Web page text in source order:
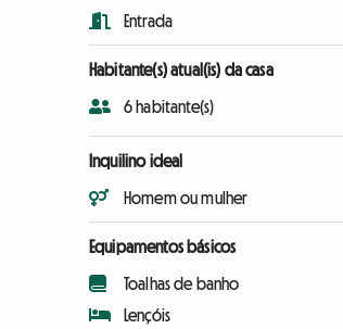
Entrada
Habitante(s) atual(is) da casa
6 habitante(s)
Inquilino ideal
Homem ou mulher
Equipamentos básicos
Toalhas de banho
Lençóis